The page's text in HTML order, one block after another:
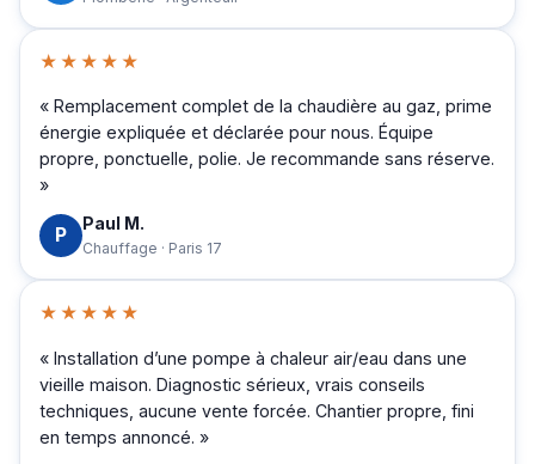
★★★★★
« Remplacement complet de la chaudière au gaz, prime
énergie expliquée et déclarée pour nous. Équipe
propre, ponctuelle, polie. Je recommande sans réserve.
»
P Paul M.
Chauffage · Paris 17
★★★★★
« Installation d’une pompe à chaleur air/eau dans une
vieille maison. Diagnostic sérieux, vrais conseils
techniques, aucune vente forcée. Chantier propre, fini
en temps annoncé. »